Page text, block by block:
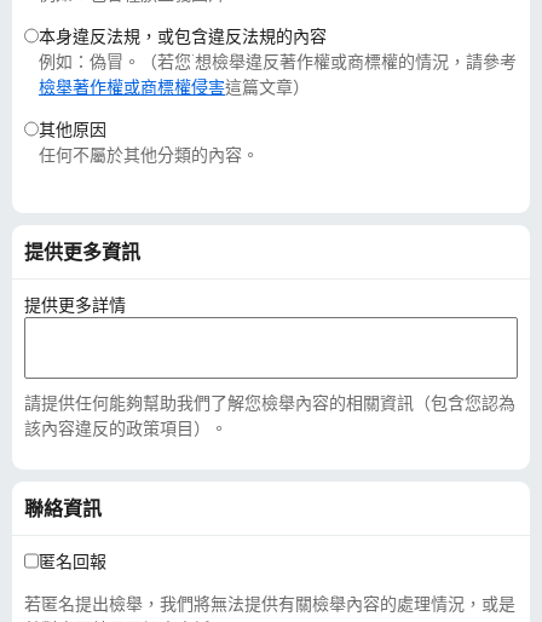
本身違反法規，或包含違反法規的內容
例如：偽冒。（若您˙想檢舉違反著作權或商標權的情況，請參考
檢舉著作權或商標權侵害這篇文章）
其他原因
任何不屬於其他分類的內容。
提供更多資訊
提供更多詳情
請提供任何能夠幫助我們了解您檢舉內容的相關資訊（包含您認為
該內容違反的政策項目）。
聯絡資訊
匿名回報
若匿名提出檢舉，我們將無法提供有關檢舉內容的處理情況，或是